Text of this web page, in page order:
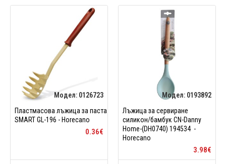
Модел: 0126723
Пластмасова лъжица за паста
SMART GL-196 - Horecano
0.36€
Модел: 0193892
Лъжица за сервиране
силикон/бамбук CN-Danny
Home-(DH0740) 194534 -
Horecano
3.98€